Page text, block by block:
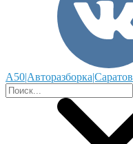
А50|Авторазборка|Саратов